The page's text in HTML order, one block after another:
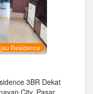
Residence
3BR Dekat